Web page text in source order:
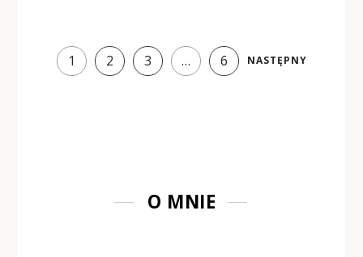
1 2 3 … 6 NASTĘPNY
O MNIE